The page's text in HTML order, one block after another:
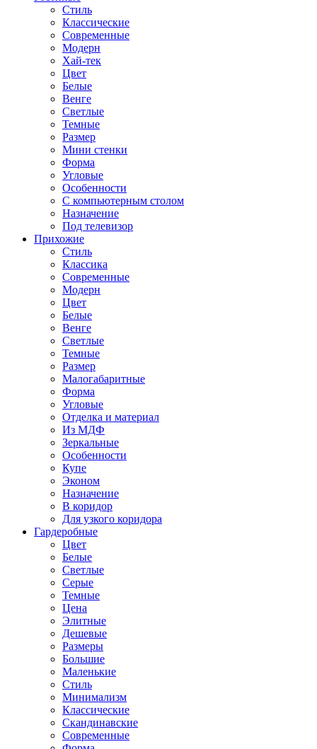
Стиль
Классические
Современные
Модерн
Хай-тек
Цвет
Белые
Венге
Светлые
Темные
Размер
Мини стенки
Форма
Угловые
Особенности
С компьютерным столом
Назначение
Под телевизор
Прихожие
Стиль
Классика
Современные
Модерн
Цвет
Белые
Венге
Светлые
Темные
Размер
Малогабаритные
Форма
Угловые
Отделка и материал
Из МДФ
Зеркальные
Особенности
Купе
Эконом
Назначение
В коридор
Для узкого коридора
Гардеробные
Цвет
Белые
Светлые
Серые
Темные
Цена
Элитные
Дешевые
Размеры
Большие
Маленькие
Стиль
Минимализм
Классические
Скандинавские
Современные